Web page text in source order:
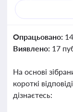
Опрацьовано:
Виявлено: 17
На основі
короткі
дізнаєтесь: